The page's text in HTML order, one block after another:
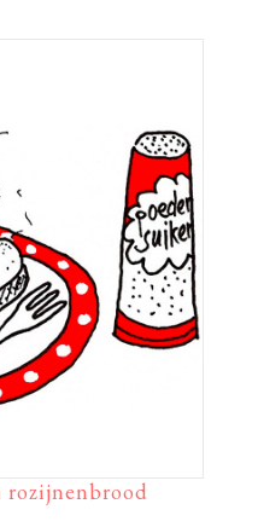
rozijnenbrood